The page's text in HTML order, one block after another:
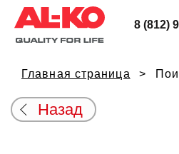
8 (812)
Главная страница
Назад